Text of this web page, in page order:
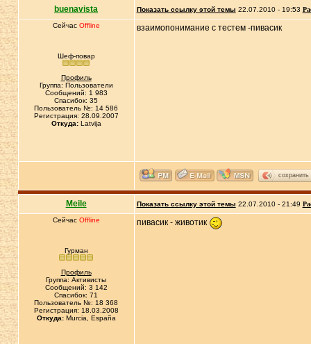
buenavista Показать ссылку этой темы 22.07.2010 - 19:53
Сейчас Offline
Шеф-повар
Профиль
Группа: Пользователи
Сообщений: 1 983
Спасибок: 35
Пользователь №: 14 586
Регистрация: 28.09.2007
Откуда:Latvija
взаимопонимание с тестем -пивасик
сохранить
Meile Показать ссылку этой темы 22.07.2010 - 21:49
Сейчас Offline
Гурман
Профиль
Группа: Активисты
Сообщений: 3 142
Спасибок: 71
Пользователь №: 18 368
Регистрация: 18.03.2008
Откуда:Murcia, España
пивасик - животик